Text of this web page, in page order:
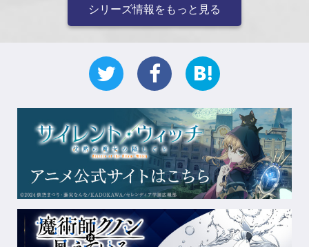
シリーズ情報をもっと見る